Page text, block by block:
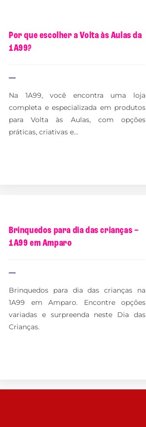
Por que escolher a Volta às Aulas da
1A99?
Na 1A99, você encontra uma loja
completa e especializada em produtos
para Volta às Aulas, com opções
práticas, criativas e…
Brinquedos para dia das crianças –
1A99 em Amparo
Brinquedos para dia das crianças na
1A99 em Amparo. Encontre opções
variadas e surpreenda neste Dia das
Crianças.